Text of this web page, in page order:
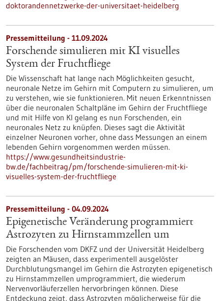
doktorandennetzwerke-der-universitaet-heidelberg
Pressemitteilung - 11.09.2024
Forschende simulieren mit KI visuelles
System der Fruchtfliege
Die Wissenschaft hat lange nach Möglichkeiten gesucht,
neuronale Netze im Gehirn mit Computern zu simulieren, um
zu verstehen, wie sie funktionieren. Mit neuen Erkenntnissen
über die neuronalen Schaltpläne im Gehirn der Fruchtfliege
und mit Hilfe von KI gelang es nun Forschenden, ein
neuronales Netz zu knüpfen. Dieses sagt die Aktivität
einzelner Neuronen vorher, ohne dass Messungen an einem
lebenden Gehirn vorgenommen werden müssen.
https://www.gesundheitsindustrie-
bw.de/fachbeitrag/pm/forschende-simulieren-mit-ki-
visuelles-system-der-fruchtfliege
Pressemitteilung - 04.09.2024
Epigenetische Veränderung programmiert
Astrozyten zu Hirnstammzellen um
Die Forschenden vom DKFZ und der Universität Heidelberg
zeigten an Mäusen, dass experimentell ausgelöster
Durchblutungsmangel im Gehirn die Astrozyten epigenetisch
zu Hirnstammzellen umprogrammiert, die wiederum
Nervenvorläuferzellen hervorbringen können. Diese
Entdeckung zeigt, dass Astrozyten möglicherweise für die